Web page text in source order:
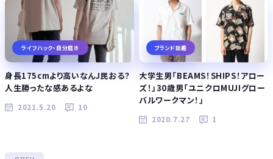
ライフハック・自分磨き
身長175cmより高いなんJ民おる？
人生勝ったな感あるよな
2021.5.20 10
ブランド談義
大学生男「BEAMS！SHIPS！アロー
ズ！」30歳男「ユニクロMUJIグロー
バルワークマン！」
2020.7.27 1